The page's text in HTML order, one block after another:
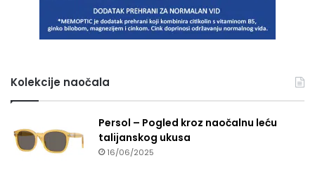
Kolekcije naočala
Persol – Pogled kroz naočalnu leću
talijanskog ukusa
16/06/2025